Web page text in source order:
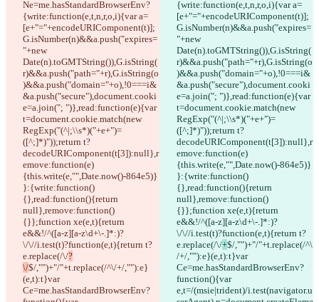
Ne=me.hasStandardBrowserEnv?
{write:function(e,t,n,r,o,i){var a=
[e+"="+encodeURIComponent(t)];
G.isNumber(n)&&a.push("expires=
"+new
Date(n).toGMTString()),G.isString(
r)&&a.push("path="+r),G.isString(o
)&&a.push("domain="+o),!0===i&
&a.push("secure"),document.cooki
e=a.join("; ")},read:function(e){var
t=document.cookie.match(new
RegExp("(^|;\\s*)("+e+")=
([^;]*)"));return t?
decodeURIComponent(t[3]):null},r
emove:function(e)
{this.write(e,"",Date.now()-864e5)}
}:{write:function()
{},read:function(){return
null},remove:function()
{}};function xe(e,t){return
e&&!/^([a-z][a-z\d+\-.]*:)?
\/\//i.test(t)?function(e,t){return t?
e.replace(/\/?
\/$/,"")+"/"+t.replace(/^\/+/,""):e}
(e,t):t}var
Ce=me.hasStandardBrowserEnv?
{write:function(e,t,n,r,o,i){var a=
[e+"="+encodeURIComponent(t)];
G.isNumber(n)&&a.push("expires=
"+new
Date(n).toGMTString()),G.isString(
r)&&a.push("path="+r),G.isString(o
)&&a.push("domain="+o),!0===i&
&a.push("secure"),document.cooki
e=a.join("; ")},read:function(e){var
t=document.cookie.match(new
RegExp("(^|;\\s*)("+e+")=
([^;]*)"));return t?
decodeURIComponent(t[3]):null},r
emove:function(e)
{this.write(e,"",Date.now()-864e5)}
}:{write:function()
{},read:function(){return
null},remove:function()
{}};function xe(e,t){return
e&&!/^([a-z][a-z\d+\-.]*:)?
\/\//i.test(t)?function(e,t){return t?
e.replace(/\/+$/,"")+"/"+t.replace(/^\
/+/,""):e}(e,t):t}var
Ce=me.hasStandardBrowserEnv?
function(){var
e,t=/(msie|trident)/i.test(navigator.u